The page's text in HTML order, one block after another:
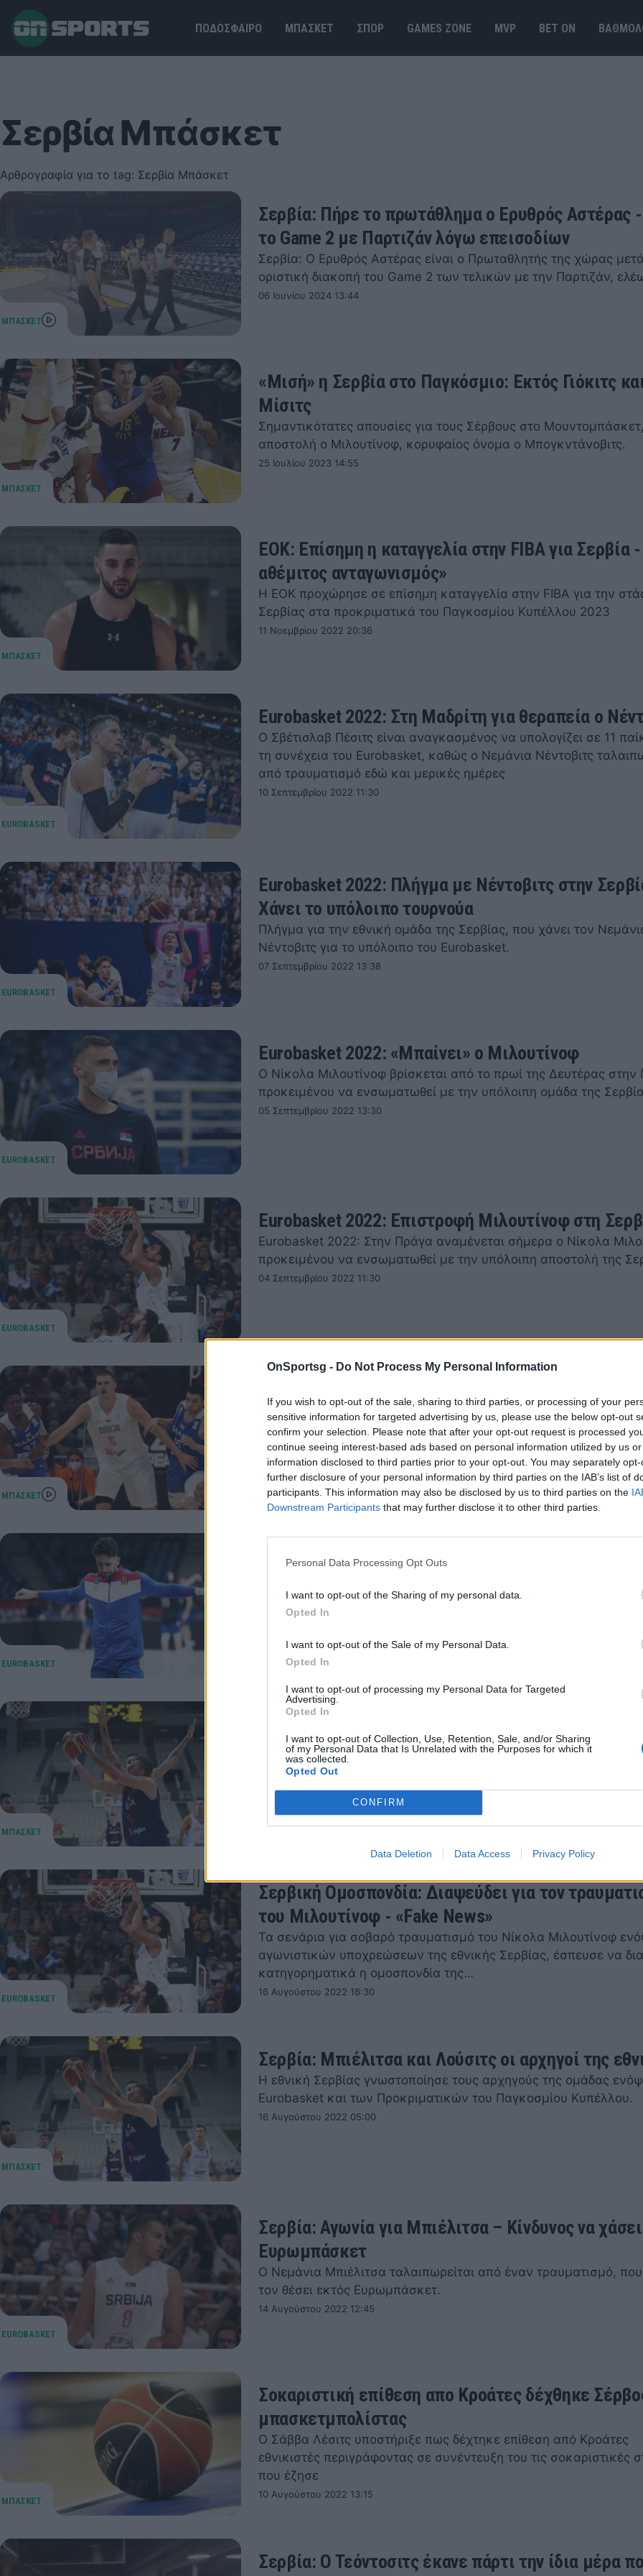
OnSportsg - Do Not Process My Personal Information
If you wish to opt-out of the sale, sharing to third parties, or processing of your
sensitive information for targeted advertising by us, please use the below opt-out
confirm your selection. Please note that after your opt-out request is processed
continue seeing interest-based ads based on personal information utilized by us
information disclosed to third parties prior to your opt-out. You may separately
further disclosure of your personal information by third parties on the IAB’s list of
participants. This information may also be disclosed by us to third parties on the
Downstream Participants that may further disclose it to other third parties.
Personal Data Processing Opt Outs
I want to opt-out of the Sharing of my personal data.
Opted In
I want to opt-out of the Sale of my Personal Data.
Opted In
I want to opt-out of processing my Personal Data for Targeted
Advertising.
Opted In
I want to opt-out of Collection, Use, Retention, Sale, and/or Sharing
of my Personal Data that Is Unrelated with the Purposes for which it
was collected.
Opted Out
CONFIRM
Data Deletion Data Access Privacy Policy
ΠΟΔΟΣΦΑΙΡΟ ΜΠΑΣΚΕΤ ΣΠΟΡ GAMES ΖΟΝΕ MVP BET ΟΝ
Σερβία Μπάσκετ
Αρθρογραφία για το tag: Σερβία Μπάσκετ
Σερβία: Πήρε το πρωτάθλημα ο Ερυθρός Αστέρας
το Game 2 με Παρτιζάν λόγω επεισοδίων
Σερβία: Ο Ερυθρός Αστέρας είναι ο Πρωταθλητής της χώρας
οριστική διακοπή του Game 2 των τελικών με την Παρτιζάν,
06 Ιουνίου 2024 13:44
«Μισή» η Σερβία στο Παγκόσμιο: Εκτός Γιόκιτς
Μίσιτς
Σημαντικότατες απουσίες για τους Σέρβους στο
αποστολή ο Μιλουτίνοφ, κορυφαίος όνομα ο Μπογκντάνοβιτς.
25 Ιουλίου 2023 14:55
ΕΟΚ: Επίσημη η καταγγελία στην FIBA για Σερβία -
αθέμιτος ανταγωνισμός»
Η ΕΟΚ προχώρησε σε επίσημη καταγγελία στην FIBA για την
Σερβίας στα προκριματικά του Παγκοσμίου Κυπέλλου 2023
11 Νοεμβρίου 2022 20:36
Eurobasket 2022: Στη Μαδρίτη για θεραπεία ο
Ο Σβέτισλαβ Πέσιτς είναι αναγκασμένος να υπολογίζει σε 11
τη συνέχεια του Eurobasket, καθώς ο Νεμάνια Νέντοβιτς
από τραυματισμό εδώ και μερικές ημέρες
10 Σεπτεμβρίου 2022 11:30
Eurobasket 2022: Πλήγμα με Νέντοβιτς στην
Χάνει το υπόλοιπο τουρνούα
Πλήγμα για την εθνική ομάδα της Σερβίας, που χάνει τον
Νέντοβιτς για το υπόλοιπο του Eurobasket.
07 Σεπτεμβρίου 2022 13:38
Eurobasket 2022: «Μπαίνει» ο Μιλουτίνοφ
Ο Νίκολα Μιλουτίνοφ βρίσκεται από το πρωί της Δευτέρας στην
προκειμένου να ενσωματωθεί με την υπόλοιπη ομάδα της
05 Σεπτεμβρίου 2022 13:30
Eurobasket 2022: Επιστροφή Μιλουτίνοφ στη
Eurobasket 2022: Στην Πράγα αναμένεται σήμερα ο Νίκολα
προκειμένου να ενσωματωθεί με την υπόλοιπη αποστολή της
04 Σεπτεμβρίου 2022 11:30
MVP τον Γιόκιτς (video)
Πολυτιμότερος παίκτης των Προκριματικών του Παγκοσμίου
στην Ευρώπη αναδείχθηκε ο σούπερ σταρ της Σερβίας, Νίκολα
Eurobasket 2022: Ανακούφιση με Μίσιτς στη Σερβία
του τραυματισμού του Βασίλιε Μίσιτς.
27 Αυγούστου 2022 14:00
Σερβία: Εκτός με Ελλάδα ο Μπιέλιτσα - Πιθανή η
συμμετοχή Νέντοβιτς
Ο Σβέτισλαβ Πέσιτς δεν υπολογίζει τον Νεμάνια Μπιέλιτσα, την
στιγμή που όλα δείχνουν πως ο Νεμάνια Νέντοβιτς θα δώσει το
24 Αυγούστου 2022 14:30
Σερβική Ομοσπονδία: Διαψεύδει για τον
του Μιλουτίνοφ - «Fake News»
Τα σενάρια για σοβαρό τραυματισμό του Νίκολα Μιλουτίνοφ
αγωνιστικών υποχρεώσεων της εθνικής Σερβίας, έσπευσε να
κατηγορηματικά η ομοσπονδία της…
16 Αυγούστου 2022 18:30
Σερβία: Μπιέλιτσα και Λούσιτς οι αρχηγοί της
Η εθνική Σερβίας γνωστοποίησε τους αρχηγούς της ομάδας
Eurobasket και των Προκριματικών του Παγκοσμίου Κυπέλλου.
16 Αυγούστου 2022 05:00
Σερβία: Αγωνία για Μπιέλιτσα – Κίνδυνος να
Ευρωμπάσκετ
Ο Νεμάνια Μπιέλιτσα ταλαιπωρείται από έναν τραυματισμό,
τον θέσει εκτός Ευρωμπάσκετ.
14 Αυγούστου 2022 12:45
Σοκαριστική επίθεση απο Κροάτες δέχθηκε
μπασκετμπολίστας
Ο Σάββα Λέσιτς υποστήριξε πως δέχτηκε επίθεση από Κροάτες
εθνικιστές περιγράφοντας σε συνέντευξη του τις σοκαριστικές
που έζησε
10 Αυγούστου 2022 13:15
Σερβία: Ο Τεόντοσιτς έκανε πάρτι την ίδια μέρα